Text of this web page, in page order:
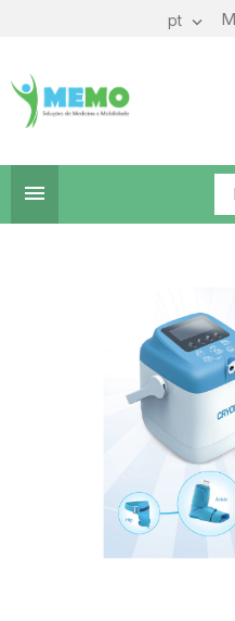
pt 
